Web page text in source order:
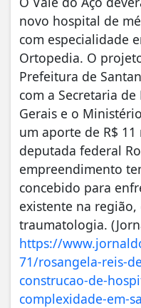
novo hospital de
com especialidade
Ortopedia. O
Prefeitura de
com a Secretaria
Gerais e o
um aporte de R$
deputada federal
empreendimento
concebido para
existente na
traumatologia.
https://
71/rosangela-reis-
construcao-de-
complexidade-em-